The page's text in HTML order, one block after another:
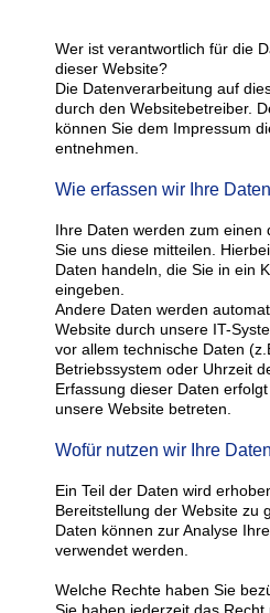
Wer ist verantwortlich für die
dieser Website?
Die Datenverarbeitung auf
durch den Websitebetreiber.
können Sie dem Impressum
entnehmen.
Wie erfassen wir Ihre
Ihre Daten werden zum einen
Sie uns diese mitteilen.
Daten handeln, die Sie in ein
eingeben.
Andere Daten werden
Website durch unsere IT-
vor allem technische Daten
Betriebssystem oder Uhrzeit
Erfassung dieser Daten
unsere Website betreten.
Wofür nutzen wir Ihre
Ein Teil der Daten wird
Bereitstellung der Website zu
Daten können zur Analyse
verwendet werden.
Welche Rechte haben Sie